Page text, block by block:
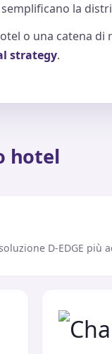
semplificano la
o una catena
strategy.
hotel
D-EDGE più